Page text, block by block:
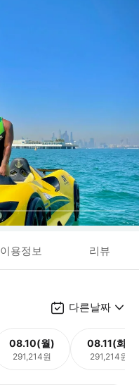
이용정보 리뷰
다른날짜
08.10(월)
291,214원
08.11(화)
291,214원